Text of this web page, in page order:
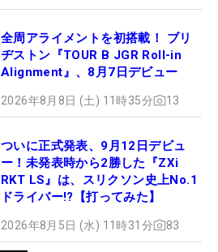
全周アライメントを初搭載！ ブリ
ヂストン『TOUR B JGR Roll-in
Alignment』、8月7日デビュー
2026年8月8日 (土) 11時35分 13
ついに正式発表、9月12日デビュ
ー！未発表時から2勝した『ZXi
RKT LS』は、スリクソン史上No.1
ドライバー!?【打ってみた】
2026年8月5日 (水) 11時31分 83